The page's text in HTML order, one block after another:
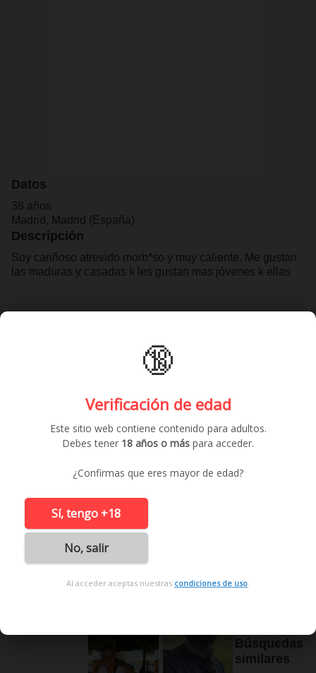
Datos
38 años
Madrid, Madrid (España)
Descripción
Soy cariñoso atrevido morb*so y muy caliente. Me gustan
las maduras y casadas k les gustan mas jóvenes k ellas
Búsquedas
similares
🔞
Verificación de edad
Este sitio web contiene contenido para adultos.
Debes tener 18 años o más para acceder.
¿Confirmas que eres mayor de edad?
Sí, tengo +18
No, salir
Al acceder aceptas nuestras condiciones de uso.